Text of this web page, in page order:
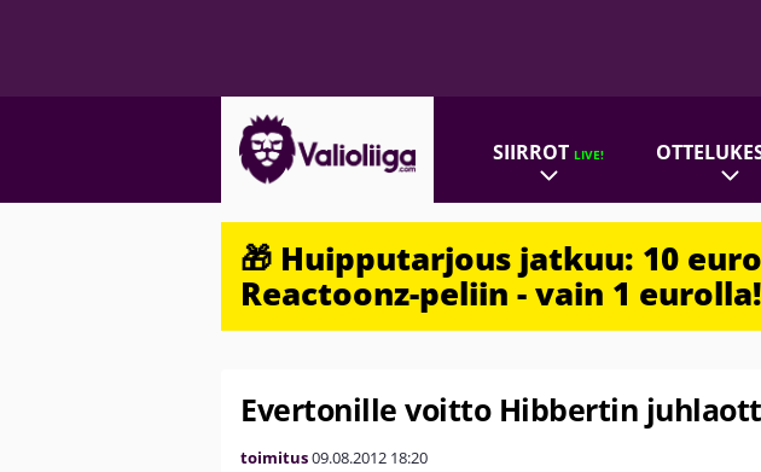
SIIRROTLIVE!
🎁 Huipputarjous jatkuu: 10
Reactoonz-peliin - vain 1 eurolla!
Evertonille voitto Hibbertin
toimitus09.08.2012 18:20